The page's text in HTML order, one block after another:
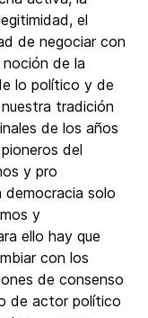
el
de negociar con
de la
lo político y de
tradición
de los años
del
y pro
solo
y
ello hay que
con los
de consenso
de actor político